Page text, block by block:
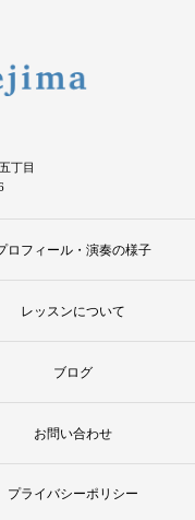
丁目
ロフィール・演奏の様子
レッスンについて
ブログ
お問い合わせ
プライバシーポリシー